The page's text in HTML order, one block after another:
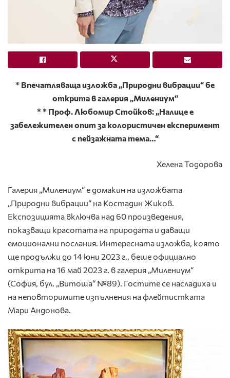
* Впечатляваща изложба „Природни вибрации“ бе
открита в галерия „Милениум“
* * Проф. Любомир Стойков: „Налице е
забележителен опит за колористичен експеримент
с пейзажната тема…“
Хелена Тодорова
Галерия „Милениум“ е домакин на изложбата
„Природни вибрации“ на Костадин Жиков.
Експозицията включва над 60 произведения,
показващи красотата на природата и даващи
емоционални послания. Интересната изложба, която
ще продължи до 14 юни 2023 г., беше официално
открита на 16 май 2023 г. в галерия „Милениум“
(София, бул. „Витоша“ №89). Гостите се насладиха и
на неповторимите изпълнения на флейтистката
Мари Андонова.